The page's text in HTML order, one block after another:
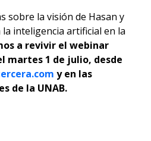
sobre la visión de Hasan y
inteligencia artificial en la
a revivir el webinar
martes 1 de julio, desde
y en las
de la UNAB.